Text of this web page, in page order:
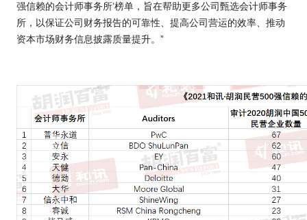
强信赖的会计师事务所’榜单，旨在帮助更多公司甄选会计师事务
所，以保证公司财务报告的可靠性、提高公司营运的效率、推动
资本市场财务信息披露质量提升。”